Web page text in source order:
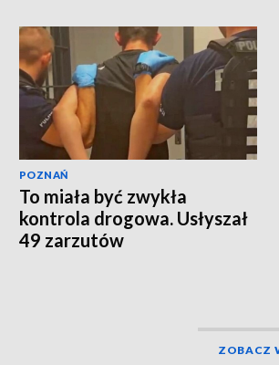
POZNAŃ
To miała być zwykła
kontrola drogowa. Usłyszał
49 zarzutów
ZOBACZ